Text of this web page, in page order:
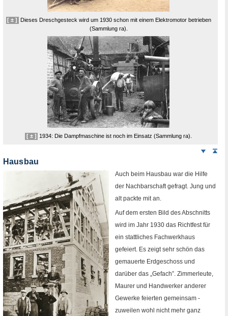
[ ± ]
Dieses Dreschgesteck wird um 1930 schon mit einem Elektromotor betrieben
(Sammlung ra).
[ ± ] 1934: Die Dampfmaschine ist noch im Einsatz (Sammlungra).
Weiter
Hausbau
Auch beim Hausbau war die Hilfe
der Nachbarschaft gefragt. Jung und
alt packte mit an.
Auf dem ersten Bild des Abschnitts
wird im Jahr 1930 das Richtfest für
ein stattliches Fachwerkhaus
gefeiert. Es zeigt sehr schön das
gemauerte Erdgeschoss und
darüber das „Gefach”. Zimmerleute,
Maurer und Handwerker anderer
Gewerke feierten gemeinsam -
zuweilen wohl nicht mehr ganz